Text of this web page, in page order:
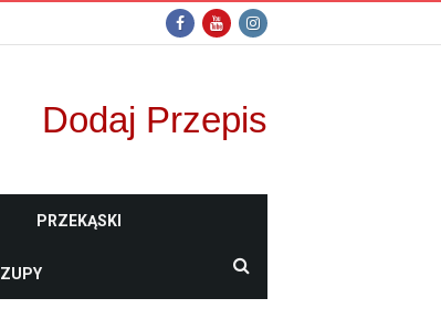
Dodaj Przepis
PRZEKĄSKI
ZUPY